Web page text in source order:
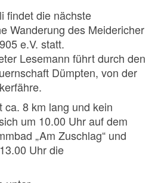
findet die nächste
Wanderung des Meidericher
e.V. statt.
Lesemann führt durch den
Dümpten, von der
ca. 8 km lang und kein
um 10.00 Uhr auf dem
„Am Zuschlag“ und
Uhr die